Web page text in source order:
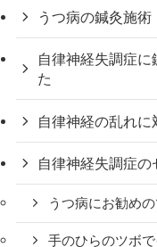
うつ病の鍼灸施術
自律神経失調症
た
自律神経の乱れに
自律神経失調症の
うつ病にお勧めの
手のひらのツボ